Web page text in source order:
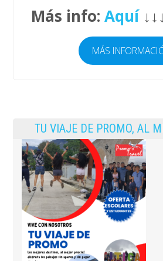
Más info:Aquí
MÁS
TU VIAJE DE PROMO, AL